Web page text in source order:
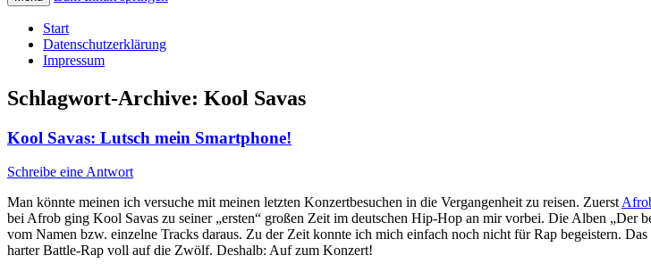
Start
Datenschutzerklärung
Impressum
Schlagwort-Archive: Kool Savas
Kool Savas: Lutsch mein Smartphone!
Schreibe eine Antwort
Man könnte meinen ich versuche mit meinen letzten Konzertbesuchen in die Vergangenheit zu reisen. Zuerst
bei Afrob ging Kool Savas zu seiner „ersten“ großen Zeit im deutschen Hip-Hop an mir vorbei. Die Alben „Der
vom Namen bzw. einzelne Tracks daraus. Zu der Zeit konnte ich mich einfach noch nicht für Rap begeistern.
harter Battle-Rap voll auf die Zwölf. Deshalb: Auf zum Konzert!